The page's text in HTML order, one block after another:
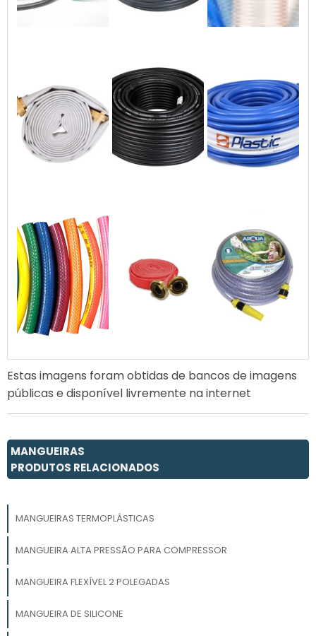
Estas imagens foram obtidas de bancos de imagens
públicas e disponível livremente na internet
MANGUEIRAS
PRODUTOS RELACIONADOS
MANGUEIRAS TERMOPLÁSTICAS
MANGUEIRA ALTA PRESSÃO PARA COMPRESSOR
MANGUEIRA FLEXÍVEL 2 POLEGADAS
MANGUEIRA DE SILICONE